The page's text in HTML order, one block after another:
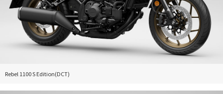
Rebel 1100 S Edition(DCT)